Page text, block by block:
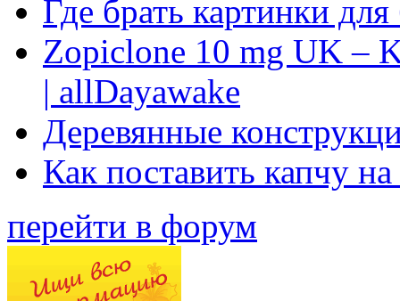
Где брать картинки
Zopiclone 10 mg UK –
| allDayawake
Деревянные
Как поставить капчу
перейти в форум